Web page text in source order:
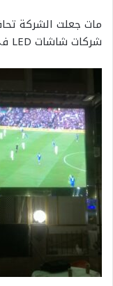
مات جعلت الشركة
شركات شاشات LED في مصر وليبيا والدول العربية.